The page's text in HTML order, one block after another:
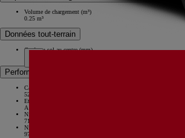
Volume de chargement (m³)
0.25 m³
Données tout-terrain
Garde au sol au centre (mm)
Performances environnementales
Capacité du réservoir (l)
52 l
Etiquette énergétique
A
Niveaux sonores en circulation (dB)
71 dB
Niveaux sonores en statique (dB)
97 dB